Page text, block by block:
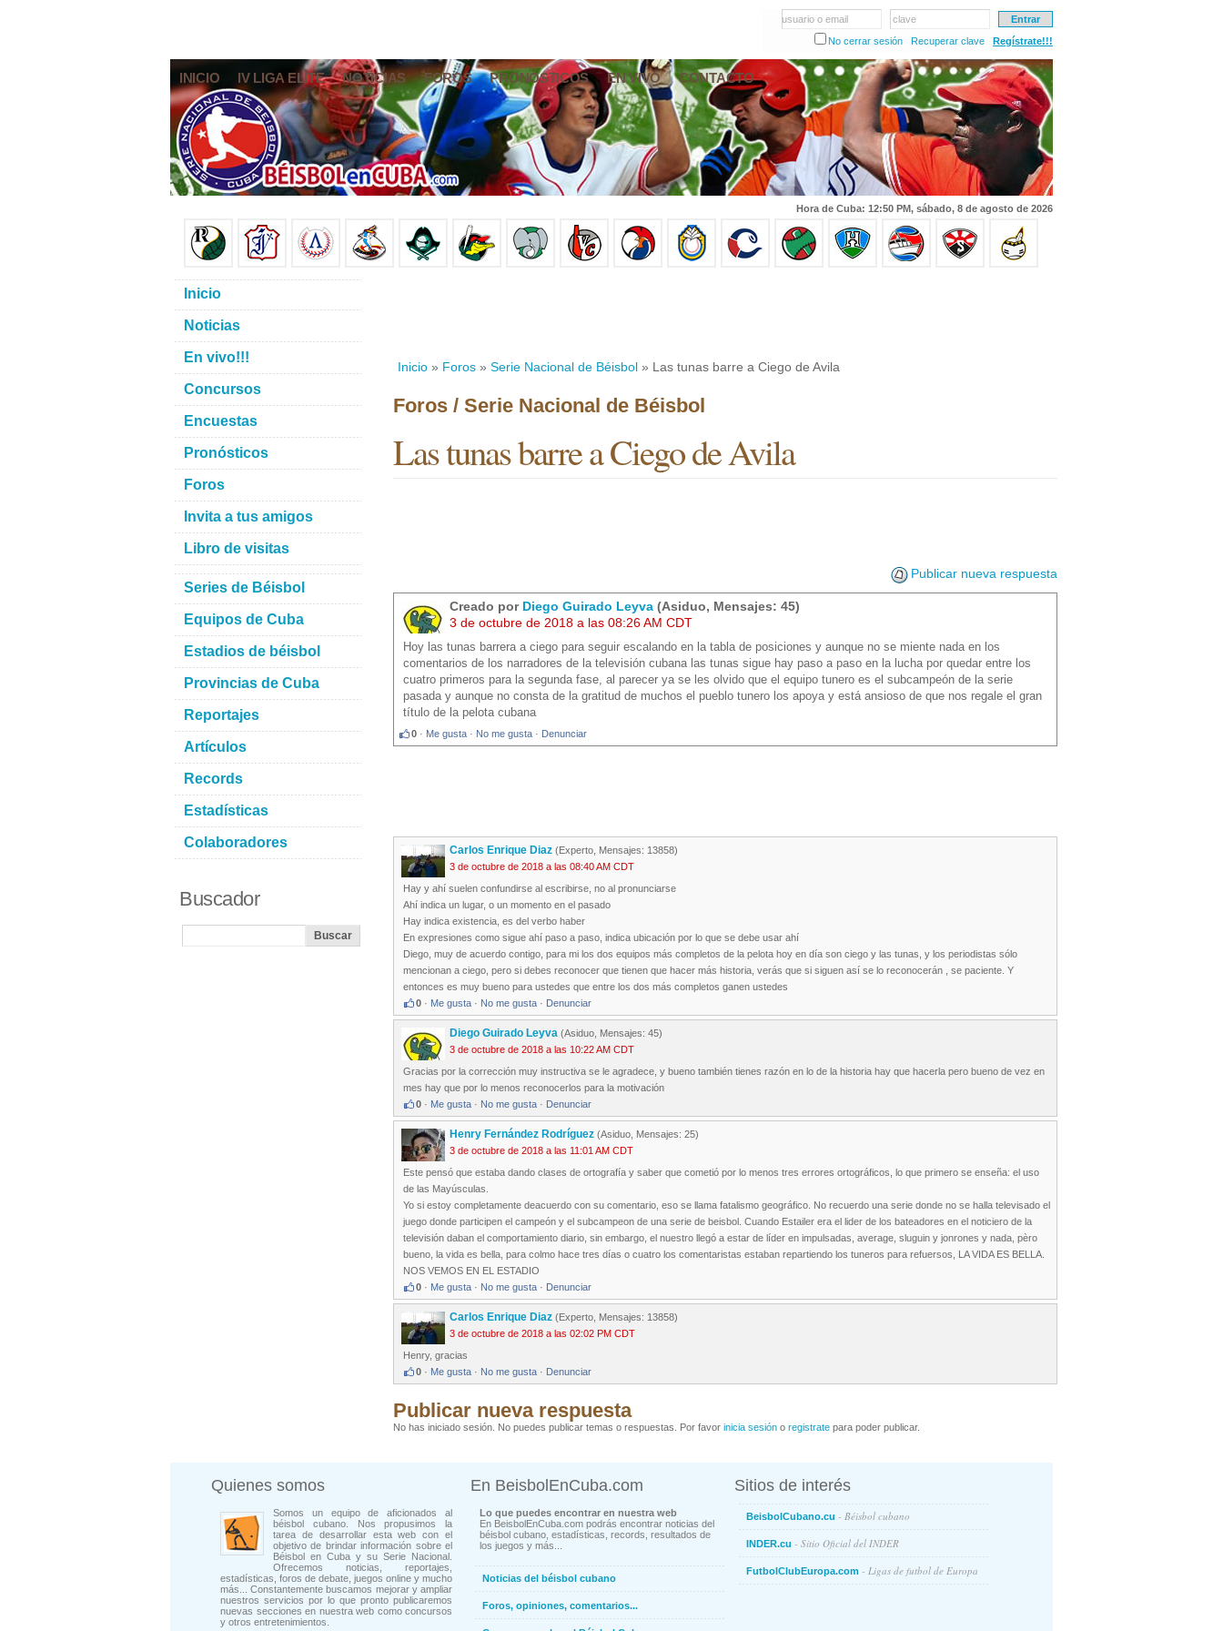
usuario o email
clave
No cerrar sesión
Recuperar clave Regístrate!!!
INICIO IV LIGA ELITE NOTICIAS FOROS PRONÓSTICOS EN VIVO CONTACTO
Hora de Cuba: 12:50 PM, sábado, 8 de agosto de 2026
Inicio » Foros » Serie Nacional de Béisbol » Las tunas barre a Ciego de Avila
Foros / Serie Nacional de Béisbol
Las tunas barre a Ciego de Avila
Publicar nueva respuesta
Creado por Diego Guirado Leyva (Asiduo, Mensajes: 45)
3 de octubre de 2018 a las 08:26 AM CDT
Hoy las tunas barrera a ciego para seguir escalando en la tabla de posiciones y aunque no se miente nada en los
comentarios de los narradores de la televisión cubana las tunas sigue hay paso a paso en la lucha por quedar entre los
cuatro primeros para la segunda fase, al parecer ya se les olvido que el equipo tunero es el subcampeón de la serie
pasada y aunque no consta de la gratitud de muchos el pueblo tunero los apoya y está ansioso de que nos regale el gran
título de la pelota cubana
0 · Me gusta · No me gusta · Denunciar
Carlos Enrique Diaz (Experto, Mensajes: 13858)
3 de octubre de 2018 a las 08:40 AM CDT
Hay y ahí suelen confundirse al escribirse, no al pronunciarse
Ahí indica un lugar, o un momento en el pasado
Hay indica existencia, es del verbo haber
En expresiones como sigue ahí paso a paso, indica ubicación por lo que se debe usar ahí
Diego, muy de acuerdo contigo, para mi los dos equipos más completos de la pelota hoy en día son ciego y las tunas, y los periodistas sólo
mencionan a ciego, pero si debes reconocer que tienen que hacer más historia, verás que si siguen así se lo reconocerán , se paciente. Y
entonces es muy bueno para ustedes que entre los dos más completos ganen ustedes
0 · Me gusta · No me gusta · Denunciar
Diego Guirado Leyva (Asiduo, Mensajes: 45)
3 de octubre de 2018 a las 10:22 AM CDT
Gracias por la corrección muy instructiva se le agradece, y bueno también tienes razón en lo de la historia hay que hacerla pero bueno de vez en
mes hay que por lo menos reconocerlos para la motivación
0 · Me gusta · No me gusta · Denunciar
Henry Fernández Rodríguez (Asiduo, Mensajes: 25)
3 de octubre de 2018 a las 11:01 AM CDT
Este pensó que estaba dando clases de ortografía y saber que cometió por lo menos tres errores ortográficos, lo que primero se enseña: el uso
de las Mayúsculas.
Yo si estoy completamente deacuerdo con su comentario, eso se llama fatalismo geográfico. No recuerdo una serie donde no se halla televisado el
juego donde participen el campeón y el subcampeon de una serie de beisbol. Cuando Estailer era el lider de los bateadores en el noticiero de la
televisión daban el comportamiento diario, sin embargo, el nuestro llegó a estar de líder en impulsadas, average, sluguin y jonrones y nada, pèro
bueno, la vida es bella, para colmo hace tres días o cuatro los comentaristas estaban repartiendo los tuneros para refuersos, LA VIDA ES BELLA.
NOS VEMOS EN EL ESTADIO
0 · Me gusta · No me gusta · Denunciar
Carlos Enrique Diaz (Experto, Mensajes: 13858)
3 de octubre de 2018 a las 02:02 PM CDT
Henry, gracias
0 · Me gusta · No me gusta · Denunciar
Publicar nueva respuesta
No has iniciado sesión. No puedes publicar temas o respuestas. Por favor inicia sesión o registrate para poder publicar.
Inicio
Noticias
En vivo!!!
Concursos
Encuestas
Pronósticos
Foros
Invita a tus amigos
Libro de visitas
Series de Béisbol
Equipos de Cuba
Estadios de béisbol
Provincias de Cuba
Reportajes
Artículos
Records
Estadísticas
Colaboradores
Buscador
Quienes somos
Somos un equipo de aficionados al
béisbol cubano. Nos propusimos la
tarea de desarrollar esta web con el
objetivo de brindar información sobre el
Béisbol en Cuba y su Serie Nacional.
Ofrecemos noticias, reportajes,
estadísticas, foros de debate, juegos online y mucho
más... Constantemente buscamos mejorar y ampliar
nuestros servicios por lo que pronto publicaremos
nuevas secciones en nuestra web como concursos
y otros entretenimientos.
En BeisbolEnCuba.com
Lo que puedes encontrar en nuestra web
En BeisbolEnCuba.com podrás encontrar noticias del
béisbol cubano, estadísticas, records, resultados de
los juegos y más...
Noticias del béisbol cubano
Foros, opiniones, comentarios...
Sitios de interés
BeisbolCubano.cu - Béisbol cubano
INDER.cu - Sitio Oficial del INDER
FutbolClubEuropa.com - Ligas de futbol de Europa